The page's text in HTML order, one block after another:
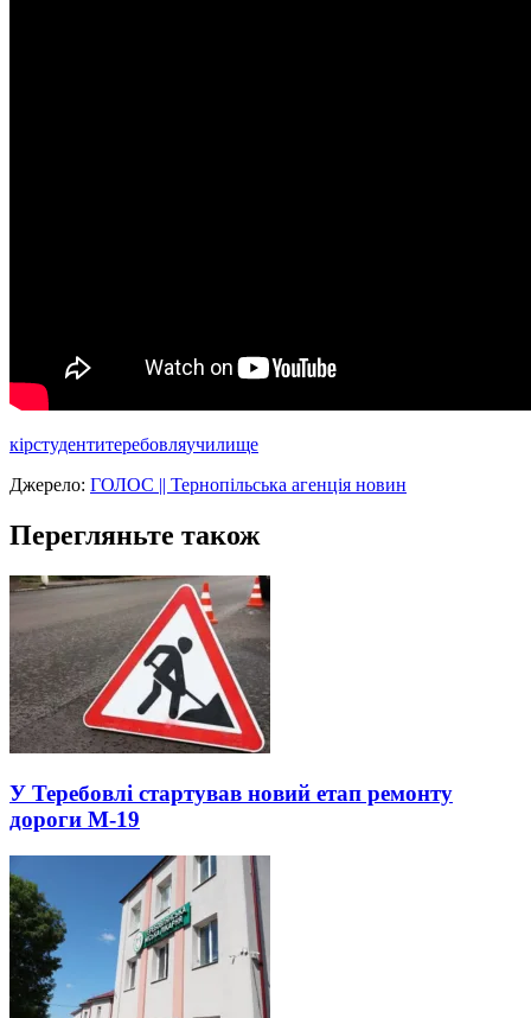
кірстудентитеребовляучилище
Джерело: ГОЛОС || Тернопільська агенція новин
Перегляньте також
У Теребовлі стартував новий етап ремонту
дороги М-19